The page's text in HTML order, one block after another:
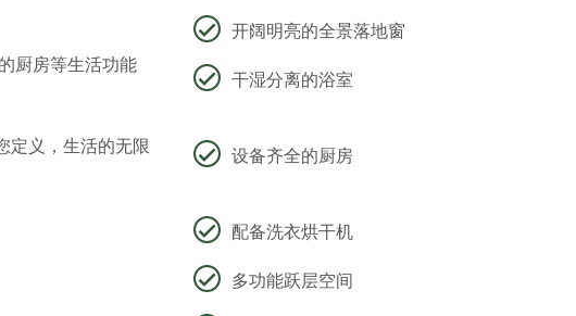
厨房等生活功能
定义，生活的无限
开阔明亮的全景落地窗
干湿分离的浴室
设备齐全的厨房
配备洗衣烘干机
多功能跃层空间